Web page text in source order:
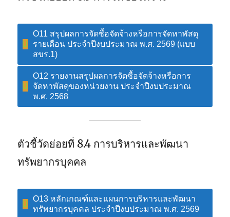
O11 สรุปผลการจัดซื้อจัดจ้างหรือการจัดหาพัสดุ
รายเดือน ประจำปีงบประมาณ พ.ศ. 2569 (แบบ
สขร.1)
O12 รายงานสรุปผลการจัดซื้อจัดจ้างหรือการ
จัดหาพัสดุของหน่วยงาน ประจำปีงบประมาณ
พ.ศ. 2568
ตัวชี้วัดย่อยที่ 8.4 การบริหารและพัฒนา
ทรัพยากรบุคคล
O13 หลักเกณฑ์และแผนการบริหารและพัฒนา
ทรัพยากรบุคคล ประจำปีงบประมาณ พ.ศ. 2569